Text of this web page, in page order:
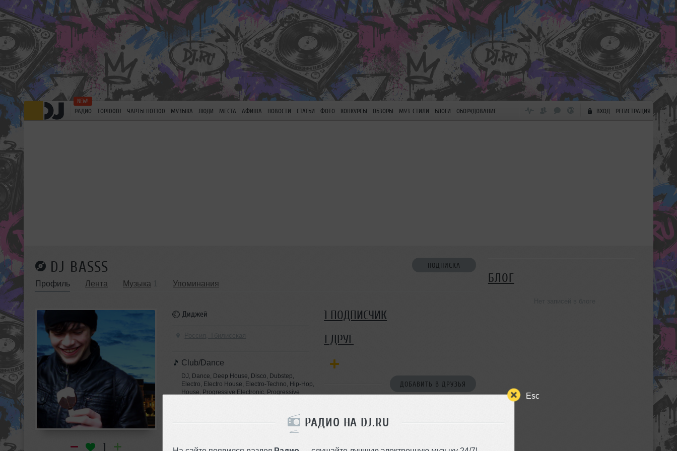
Esc
РАДИО НА DJ.RU
РАДИО TOP100DJ ЧАРТЫ HOT100 МУЗЫКА ЛЮДИ МЕСТА АФИША НОВОСТИ СТАТЬИ ФОТО КОНКУРСЫ ОБЗОРЫ МУЗ. СТИЛИ БЛОГИ ОБОРУДОВАНИЕ ВХОД РЕГИСТРАЦИЯ
DJ BASSS ПОДПИСКА
Профиль Лента Музыка Упоминания
1
Диджей
Club/Dance
DJ, Dance, Deep House, Disco, Dubstep,
Electro, Electro House, Electro-Techno, Hip-Hop,
House, Progressive Electronic, Progressive
1 ПОДПИСЧИК
1 ДРУГ
ДОБАВИТЬ В ДРУЗЬЯ
БЛОГ